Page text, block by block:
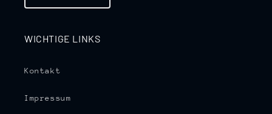
WICHTIGE LINKS
Kontakt
Impressum